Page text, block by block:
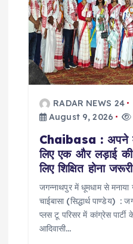
o
n
RADAR NEWS 24
August 9, 2026
Chaibasa : अपने
लिए एक और लड़ाई
लिए शिक्षित होना
जगन्नाथपुर में धूमधाम से मनाया
चाईबासा (सिद्धार्थ पाण्डेय) :
प्लस टू परिसर में कांग्रेस पार्टी
आदिवासी…